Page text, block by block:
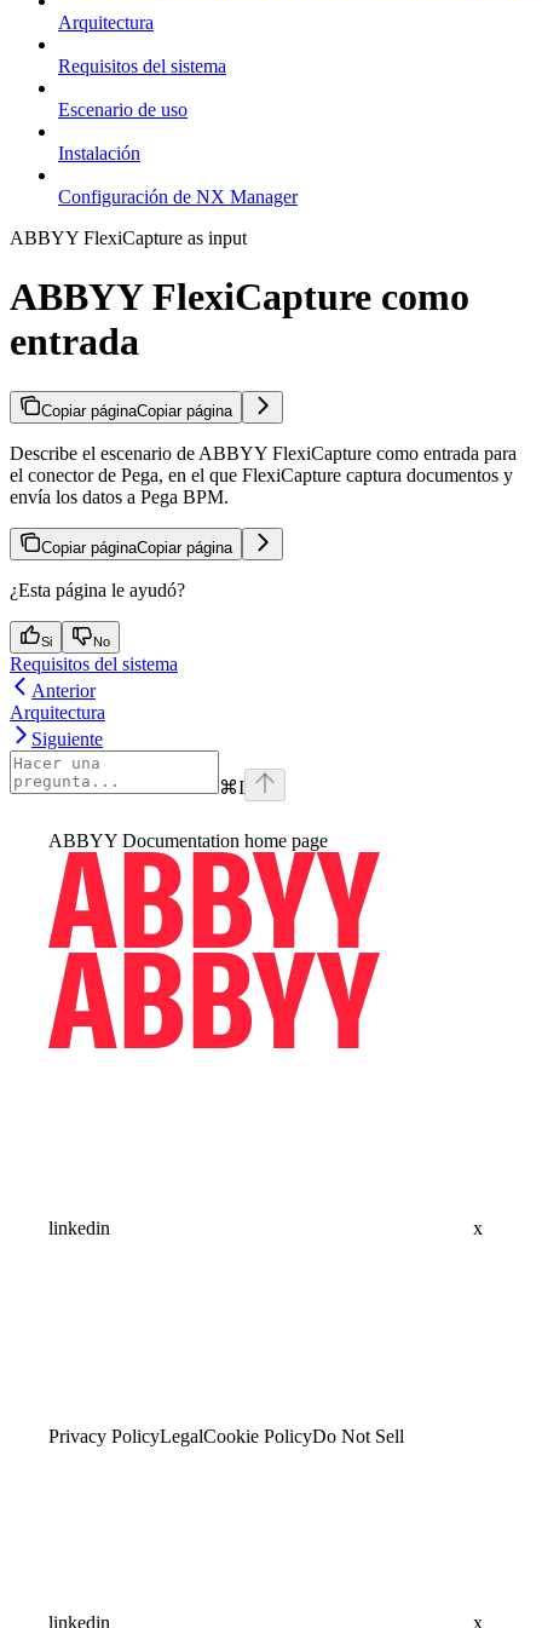
Arquitectura
Requisitos del sistema
Escenario de uso
Instalación
Configuración de NX Manager
ABBYY FlexiCapture as input
ABBYY FlexiCapture como
entrada
Copiar páginaCopiar página
Describe el escenario de ABBYY FlexiCapture como entrada para
el conector de Pega, en el que FlexiCapture captura documentos y
envía los datos a Pega BPM.
Copiar páginaCopiar página
¿Esta página le ayudó?
Si No
Requisitos del sistema
Anterior
Arquitectura
Siguiente
⌘I
ABBYY Documentation home page
linkedin x
Privacy PolicyLegalCookie PolicyDo Not Sell
linkedin x